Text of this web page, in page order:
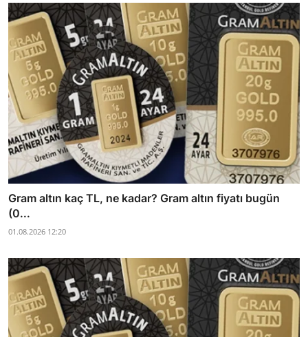
Gram altın kaç TL, ne kadar? Gram altın fiyatı bugün
(0...
01.08.2026 12:20